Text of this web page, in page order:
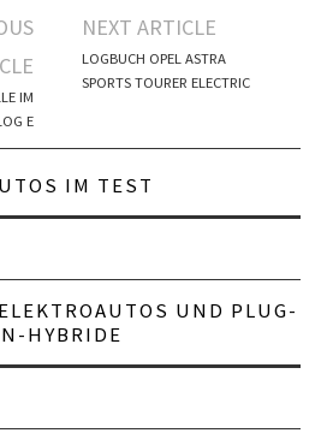
IM
E
NEXT ARTICLE
LOGBUCH OPEL ASTRA
SPORTS TOURER ELECTRIC
IM TEST
UND PLUG-
HYBRIDE